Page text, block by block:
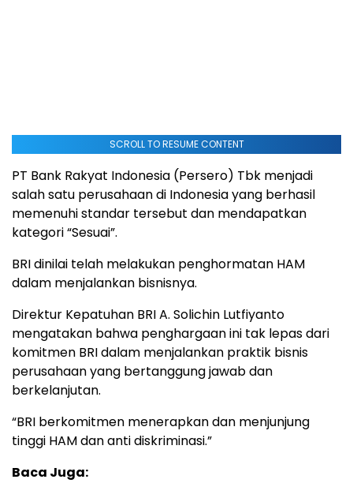
SCROLL TO RESUME CONTENT
PT Bank Rakyat Indonesia (Persero) Tbk menjadi
salah satu perusahaan di Indonesia yang berhasil
memenuhi standar tersebut dan mendapatkan
kategori “Sesuai”.
BRI dinilai telah melakukan penghormatan HAM
dalam menjalankan bisnisnya.
Direktur Kepatuhan BRI A. Solichin Lutfiyanto
mengatakan bahwa penghargaan ini tak lepas dari
komitmen BRI dalam menjalankan praktik bisnis
perusahaan yang bertanggung jawab dan
berkelanjutan.
“BRI berkomitmen menerapkan dan menjunjung
tinggi HAM dan anti diskriminasi.”
Baca Juga: